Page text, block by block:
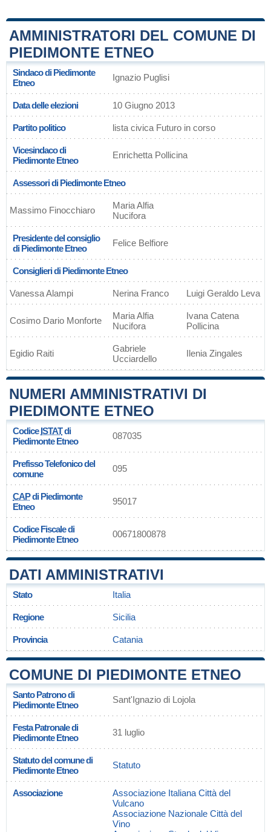
AMMINISTRATORI DEL COMUNE DI
PIEDIMONTE ETNEO
Sindaco di Piedimonte
Etneo
Ignazio Puglisi
Data delle elezioni 10 Giugno 2013
Partito politico lista civica Futuro in corso
Vicesindaco di
Piedimonte Etneo
Enrichetta Pollicina
Assessori di Piedimonte Etneo
Massimo Finocchiaro
Maria Alfia
Nucifora
Presidente del consiglio
di Piedimonte Etneo
Felice Belfiore
Consiglieri di Piedimonte Etneo
Vanessa Alampi Nerina Franco Luigi Geraldo Leva
Cosimo Dario Monforte
Maria Alfia
Nucifora
Ivana Catena
Pollicina
Egidio Raiti
Gabriele
Ucciardello
Ilenia Zingales
NUMERI AMMINISTRATIVI DI
PIEDIMONTE ETNEO
CodiceISTATdi
Piedimonte Etneo
087035
Prefisso Telefonico del
comune
095
CAPdi Piedimonte
Etneo
95017
Codice Fiscale di
Piedimonte Etneo
00671800878
DATI AMMINISTRATIVI
Stato Italia
Regione Sicilia
Provincia Catania
COMUNE DI PIEDIMONTE ETNEO
Santo Patrono di
Piedimonte Etneo
Sant'Ignazio di Lojola
Festa Patronale di
Piedimonte Etneo
31 luglio
Statuto del comune di
Piedimonte Etneo
Statuto
Associazione
Associazione Italiana Città del
Vulcano
Associazione Nazionale Città del
Vino